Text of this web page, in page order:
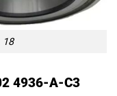
18
4936-A-C3